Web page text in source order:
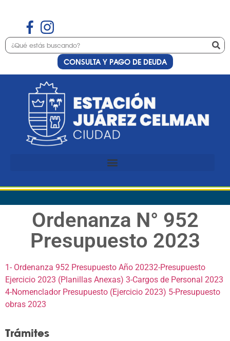
CONSULTA Y PAGO DE DEUDA
Ordenanza N° 952
Presupuesto 2023
1- Ordenanza 952 Presupuesto Año 20232-Presupuesto
Ejercicio 2023 (Planillas Anexas) 3-Cargos de Personal 2023
4-Nomenclador Presupuesto (Ejercicio 2023) 5-Presupuesto
obras 2023
Trámites